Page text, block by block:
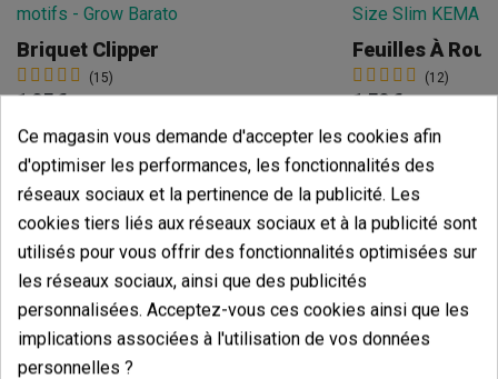
Briquet Clipper
(15)
1,05 €
Voir plus
(12)
1,50 €
Avis des clients
5 étoiles
Ce magasin vous demande d'accepter les cookies afin
d'optimiser les performances, les fonctionnalités des
réseaux sociaux et la pertinence de la publicité. Les
cookies tiers liés aux réseaux sociaux et à la publicité sont
utilisés pour vous offrir des fonctionnalités optimisées sur
les réseaux sociaux, ainsi que des publicités
personnalisées. Acceptez-vous ces cookies ainsi que les
implications associées à l'utilisation de vos données
personnelles ?